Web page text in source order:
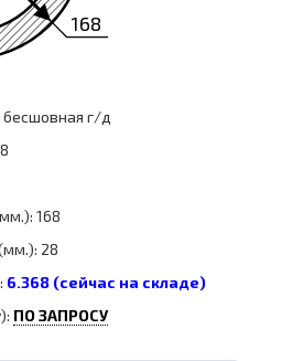
168
бесшовная г/д
168
28
6.368 (сейчас на складе)
ПО ЗАПРОСУ